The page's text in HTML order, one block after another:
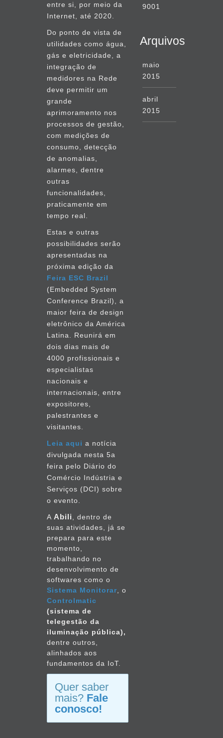
entre si, por meio da
Internet, até 2020.
Do ponto de vista de
utilidades como água,
gás e eletricidade, a
integração de
medidores na Rede
deve permitir um
grande
aprimoramento nos
processos de gestão,
com medições de
consumo, detecção
de anomalias,
alarmes, dentre
outras
funcionalidades,
praticamente em
tempo real.
Estas e outras
possibilidades serão
apresentadas na
próxima edição da
Feira ESC Brazil
(Embedded System
Conference Brazil), a
maior feira de design
eletrônico da América
Latina. Reunirá em
dois dias mais de
4000 profissionais e
especialistas
nacionais e
internacionais, entre
expositores,
palestrantes e
visitantes.
Leia aqui a notícia
divulgada nesta 5a
feira pelo Diário do
Comércio Indústria e
Serviços (DCI) sobre
o evento.
A Abili, dentro de
suas atividades, já se
prepara para este
momento,
trabalhando no
desenvolvimento de
softwares como o
Sistema Monitorar, o
Controlmatic
(sistema de
telegestão da
iluminação pública),
dentre outros,
alinhados aos
fundamentos da IoT.
Quer saber
mais? Fale
conosco!
9001
Arquivos
maio
2015
abril
2015